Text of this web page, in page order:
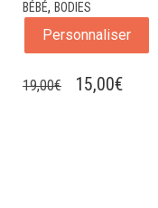
BÉBÉ, BODIES
Personnaliser
19,00€
LE
15,00€LE